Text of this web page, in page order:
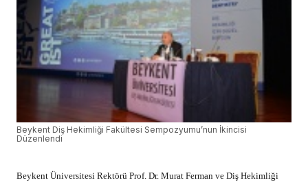
Beykent Diş Hekimliği Fakültesi Sempozyumu’nun İkincisi
Düzenlendi
Beykent Üniversitesi Rektörü Prof. Dr. Murat Ferman ve Diş Hekimliği